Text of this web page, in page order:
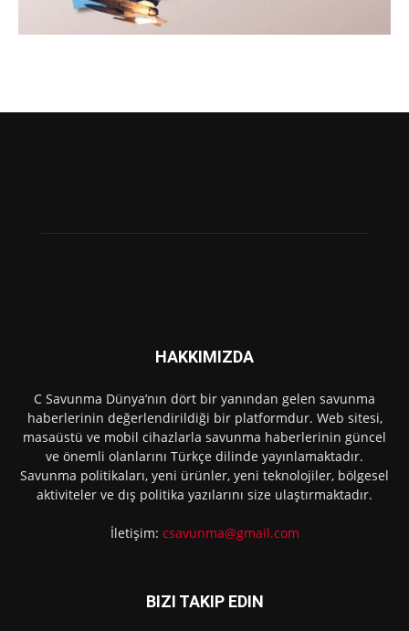
HAKKIMIZDA
C Savunma Dünya’nın dört bir yanından gelen savunma
haberlerinin değerlendirildiği bir platformdur. Web sitesi,
masaüstü ve mobil cihazlarla savunma haberlerinin güncel
ve önemli olanlarını Türkçe dilinde yayınlamaktadır.
Savunma politikaları, yeni ürünler, yeni teknolojiler, bölgesel
aktiviteler ve dış politika yazılarını size ulaştırmaktadır.
İletişim: csavunma@gmail.com
BIZI TAKIP EDIN